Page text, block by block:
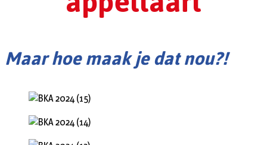
Maar hoe maak je dat nou?!